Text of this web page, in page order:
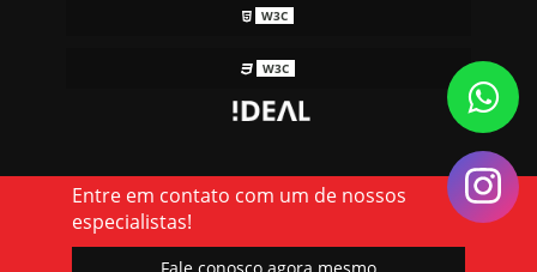
Entre em contato com um de nossos
especialistas!
W3C
W3C